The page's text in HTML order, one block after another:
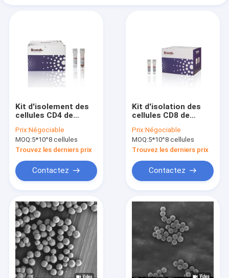
Kit d'isolement des
cellules CD4 de
certifié CE pour la
recherche en
laboratoire
Prix:Négociable
MOQ:5*10^8 cellules
Trouvez les derniers prix
Contactez
Kit d'isolation des
cellules CD8 de
de laboratoire avec
certification CE
Prix:Négociable
MOQ:5*10^8 cellules
Trouvez les derniers prix
Contactez